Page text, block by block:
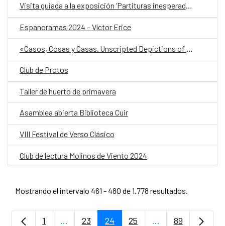
Visita guiada a la exposición ‘Partituras inesperadas’ y diálogo con María Salgado y Jörg Piringer
Espanoramas 2024 – Víctor Erice
Club de Protos
Taller de huerto de primavera
Asamblea abierta Biblioteca Cuir
VIII Festival de Verso Clásico
Club de lectura Molinos de Viento 2024
Mostrando el intervalo 461 - 480 de 1.778 resultados.
1 ... 23 24 25 ... 89